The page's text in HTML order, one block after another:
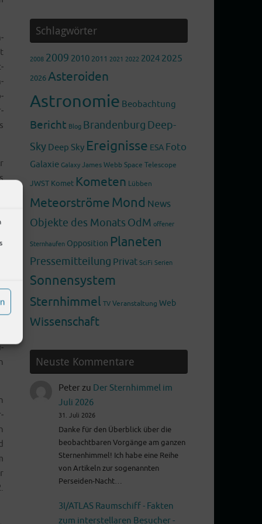
Schlagwörter
2008 2009 2010 2011 2021 2022 2024 2025
2026Asteroiden
Astronomie Beobachtung
Bericht Blog Brandenburg Deep-
Sky Deep Sky Ereignisse ESA Foto
Galaxie Galaxy James Webb Space Telescope
JWST Komet Kometen Lübben
MeteorströmeMond News
Objekte des Monats OdM offener
Sternhaufen Opposition Planeten
Pressemitteilung Privat SciFi Serien
Sonnensystem
Sternhimmel TV Veranstaltung Web
Wissenschaft
Neuste Kommentare
Peterzu Der Sternhimmel im
Juli 2026
31. Juli 2026
Danke für den Überblick über die
beobachtbaren Vorgänge am ganzen
Sternenhimmel! Ich habe eine Reihe
von Artikeln zur sogenannten
Perseiden-Nacht…
3I/ATLAS Raumschiff - Fakten
zum interstellaren Besucher -